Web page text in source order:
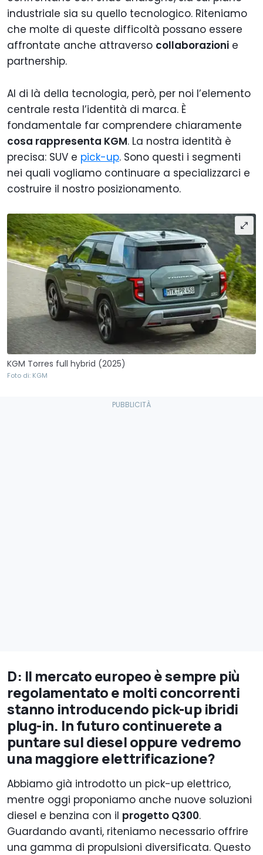
industriale sia su quello tecnologico. Riteniamo
che molte di queste difficoltà possano essere
affrontate anche attraverso collaborazioni e
partnership.
Al di là della tecnologia, però, per noi l’elemento
centrale resta l’identità di marca. È
fondamentale far comprendere chiaramente
cosa rappresenta KGM. La nostra identità è
precisa: SUV e pick-up. Sono questi i segmenti
nei quali vogliamo continuare a specializzarci e
costruire il nostro posizionamento.
KGM Torres full hybrid (2025)
Foto di: KGM
D: Il mercato europeo è sempre più
regolamentato e molti concorrenti
stanno introducendo pick-up ibridi
plug-in. In futuro continuerete a
puntare sul diesel oppure vedremo
una maggiore elettrificazione?
Abbiamo già introdotto un pick-up elettrico,
mentre oggi proponiamo anche nuove soluzioni
diesel e benzina con il progetto Q300.
Guardando avanti, riteniamo necessario offrire
una gamma di propulsioni diversificata. Questo